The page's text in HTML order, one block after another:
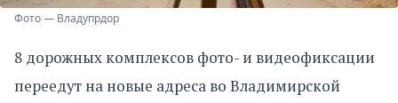
Фото — Владупрдор
8 дорожных комплексов фото- и видеофиксации
переедут на новые адреса во Владимирской